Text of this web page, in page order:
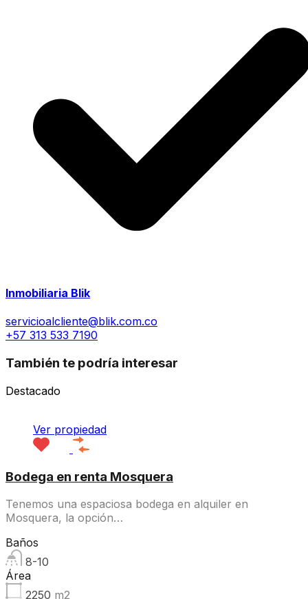
Inmobiliaria Blik
servicioalcliente@blik.com.co
+57 313 533 7190
También te podría interesar
Destacado
Ver propiedad
Bodega en renta Mosquera
Tenemos una espaciosa bodega en alquiler en
Mosquera, la opción…
Baños
8-10
Área
2250 m2